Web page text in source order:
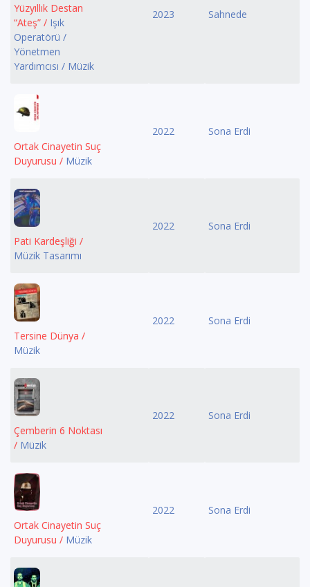
Yüzyıllık Destan
“Ateş” / Işık
Operatörü /
Yönetmen
Yardımcısı / Müzik
2023 Sahnede
Ortak Cinayetin Suç
Duyurusu / Müzik
2022 Sona Erdi
Pati Kardeşliği /
Müzik Tasarımı
2022 Sona Erdi
Tersine Dünya /
Müzik
2022 Sona Erdi
Çemberin 6 Noktası
/ Müzik
2022 Sona Erdi
Ortak Cinayetin Suç
Duyurusu / Müzik
2022 Sona Erdi